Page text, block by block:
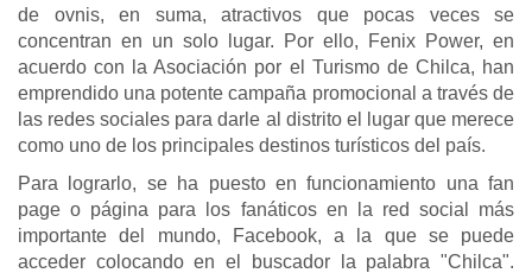
de ovnis, en suma, atractivos que pocas veces se
concentran en un solo lugar. Por ello, Fenix Power, en
acuerdo con la Asociación por el Turismo de Chilca, han
emprendido una potente campaña promocional a través de
las redes sociales para darle al distrito el lugar que merece
como uno de los principales destinos turísticos del país.
Para lograrlo, se ha puesto en funcionamiento una fan
page o página para los fanáticos en la red social más
importante del mundo, Facebook, a la que se puede
acceder colocando en el buscador la palabra "Chilca".